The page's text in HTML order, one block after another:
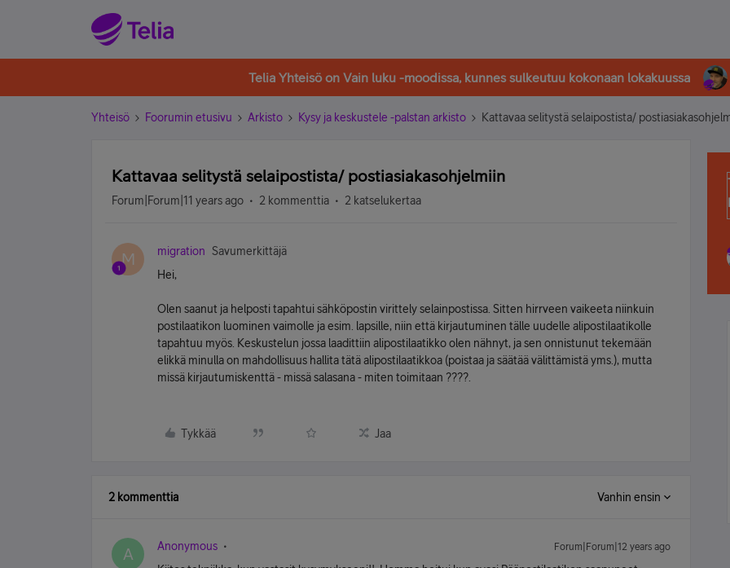
Telia Yhteisö on Vain luku -moodissa, kunnes sulkeutuu kokonaan lokakuussa
Yhteisö Foorumin etusivu Arkisto Kysy ja keskustele -palstan arkisto Kattavaa selitystä selaipostista/
Kattavaa selitystä selaipostista/ postiasiakasohjelmiin
Forum|Forum|11 years ago 2 kommenttia 2 katselukertaa
M migration
Savumerkittäjä
Hei,
Olen saanut ja helposti tapahtui sähköpostin virittely selainpostissa. Sitten hirrveen vaikeeta niinkuin
postilaatikon luominen vaimolle ja esim. lapsille, niin että kirjautuminen tälle uudelle alipostilaatikolle
tapahtuu myös. Keskustelun jossa laadittiin alipostilaatikko olen nähnyt, ja sen onnistunut tekemään
elikkä minulla on mahdollisuus hallita tätä alipostilaatikkoa (poistaa ja säätää välittämistä yms.), mutta
missä kirjautumiskenttä - missä salasana - miten toimitaan ????.
Tykkää Jaa
2 kommenttia Vanhin ensin
A Anonymous Forum|Forum|12 years ago